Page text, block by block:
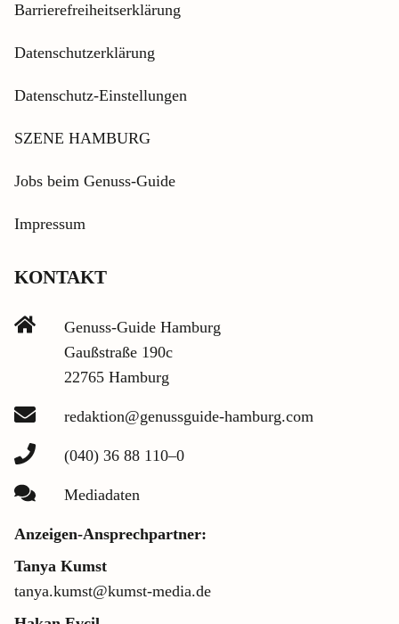
Barrierefreiheitserklärung
Datenschutzerklärung
Datenschutz-Einstellungen
SZENE HAMBURG
Jobs beim Genuss-Guide
Impressum
KONTAKT
Genuss-Guide Hamburg
Gaußstraße 190c
22765 Hamburg
redaktion@genussguide-hamburg.com
(040) 36 88 110–0
Mediadaten
Anzeigen-Ansprechpartner:
Tanya Kumst
tanya.kumst@kumst-media.de